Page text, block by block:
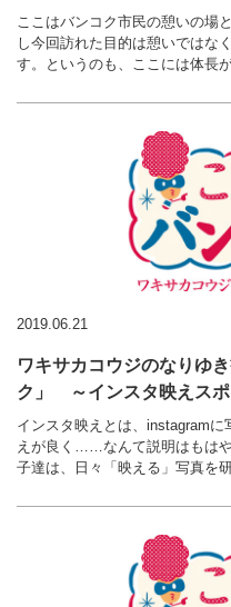
ここはバンコク市民の憩いの場
し今回訪れた目的は憩いではな
す。というのも、ここには体長
2019.06.21
ワキサカコウジのなりゆ
ク」 ～インスタ映えスポ
インスタ映えとは、instagram
えが良く……なんて説明はもは
子達は、日々「映える」写真を